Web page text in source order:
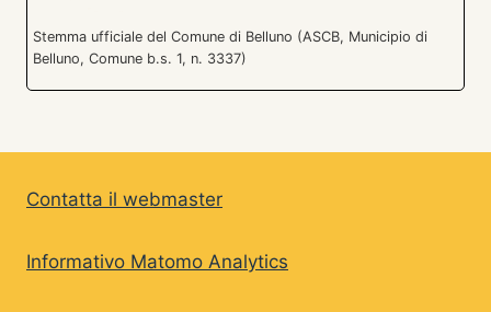
Stemma ufficiale del Comune di Belluno (ASCB, Municipio di
Belluno, Comune b.s. 1, n. 3337)
Contatta il webmaster
Informativo Matomo Analytics